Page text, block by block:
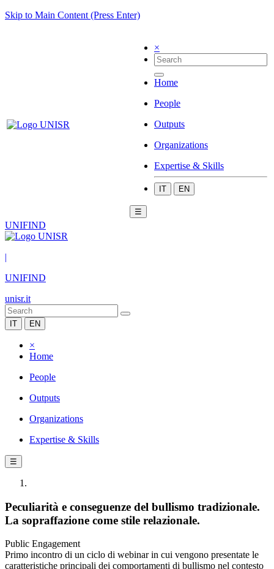
Skip to Main Content (Press Enter)
×
Home
People
Outputs
Organizations
Expertise & Skills
IT EN
☰
UNIFIND
|
UNIFIND
unisr.it
IT EN
×
Home
People
Outputs
Organizations
Expertise & Skills
☰
Peculiarità e conseguenze del bullismo tradizionale.
La sopraffazione come stile relazionale.
Public Engagement
Primo incontro di un ciclo di webinar in cui vengono presentate le
caratteristiche principali dei comportamenti di bullismo nel contesto